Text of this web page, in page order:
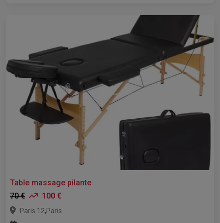
Table massage pilante
70 €
100 €
Paris 12,Paris